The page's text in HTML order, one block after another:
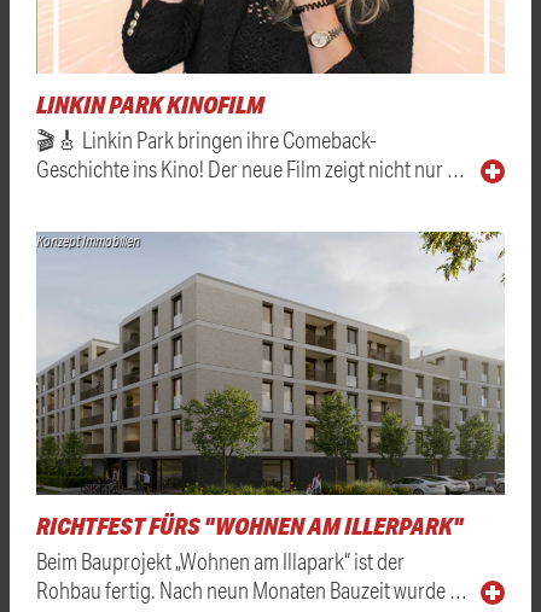
LINKIN PARK KINOFILM
🎬🎸 Linkin Park bringen ihre Comeback-
Geschichte ins Kino! Der neue Film zeigt nicht nur …
Konzept Immobilien
RICHTFEST FÜRS "WOHNEN AM ILLERPARK"
Beim Bauprojekt „Wohnen am Illapark“ ist der
Rohbau fertig. Nach neun Monaten Bauzeit wurde …